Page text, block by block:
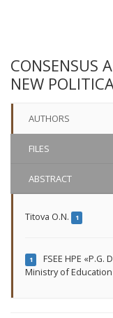
CONSENSUS
NEW
AUTHORS
FILES
ABSTRACT
Titova O.N. 1
1
FSEE HPE
Ministry of